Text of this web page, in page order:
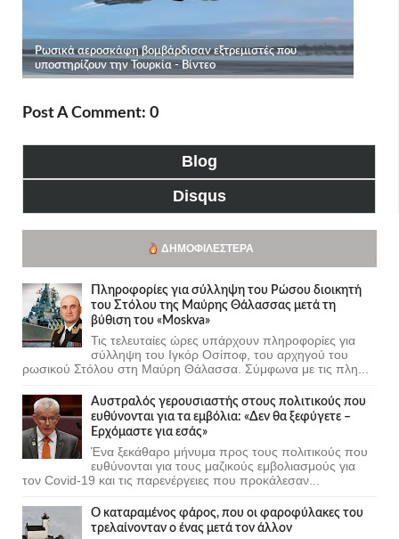
Post A Comment: 0
Blog
Disqus
ΔΗΜΟΦΙΛΈΣΤΕΡΑ
Πληροφορίες για σύλληψη του Ρώσου διοικητή
του Στόλου της Mαύρης Θάλασσας μετά τη
βύθιση του «Moskva»
Τις τελευταίες ώρες υπάρχουν πληροφορίες για
σύλληψη του Ιγκόρ Οσίποφ, του αρχηγού του
ρωσικού Στόλου στη Μαύρη Θάλασσα. Σύμφωνα με τις πλη...
Αυστραλός γερουσιαστής στους πολιτικούς που
ευθύνονται για τα εμβόλια: «Δεν θα ξεφύγετε –
Ερχόμαστε για εσάς»
Ένα ξεκάθαρο μήνυμα προς τους πολιτικούς που
ευθύνονται για τους μαζικούς εμβολιασμούς για
τον Covid-19 και τις παρενέργειες που προκάλεσαν...
Ο καταραμένος φάρος, που οι φαροφύλακες του
τρελαίνονταν ο ένας μετά τον άλλον